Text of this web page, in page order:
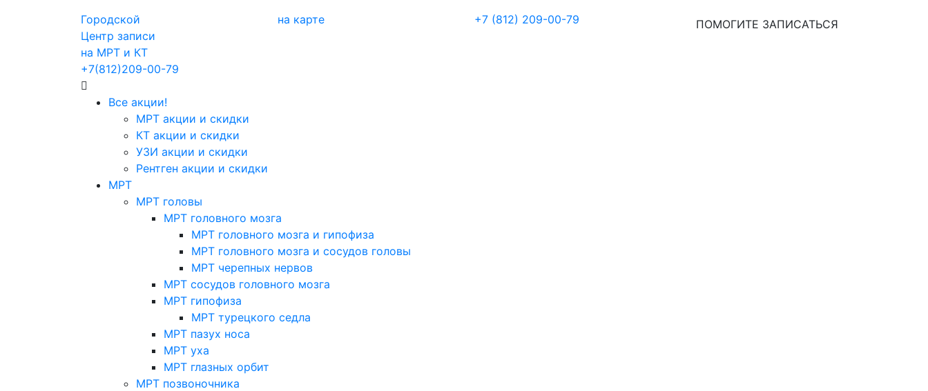
Городской
Центр записи
на МРТ и КТ
+7(812)209-00-79
на карте +7 (812) 209-00-79 ПОМОГИТЕ ЗАПИСАТЬСЯ
Все акции!
МРТ акции и скидки
КТ акции и скидки
УЗИ акции и скидки
Рентген акции и скидки
МРТ
МРТ головы
МРТ головного мозга
МРТ головного мозга и гипофиза
МРТ головного мозга и сосудов головы
МРТ черепных нервов
МРТ сосудов головного мозга
МРТ гипофиза
МРТ турецкого седла
МРТ пазух носа
МРТ уха
МРТ глазных орбит
МРТ позвоночника